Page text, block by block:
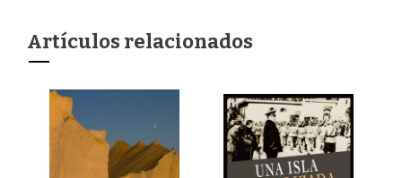
Artículos relacionados